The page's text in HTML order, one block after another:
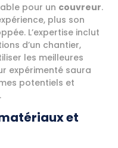
pour un couvreur.
plus son
L’expertise inclut
d’un chantier,
les meilleures
expérimenté saura
potentiels et
et